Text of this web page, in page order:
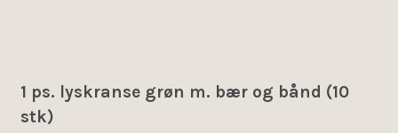
1 ps. lyskranse grøn m. bær og bånd (10
stk)